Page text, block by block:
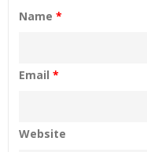
Name *
Email *
Website